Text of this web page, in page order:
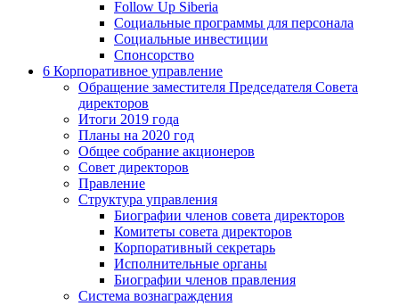
Follow Up Siberia
Социальные программы для персонала
Социальные инвестиции
Спонсорство
6 Корпоративное управление
Обращение заместителя Председателя Совета
директоров
Итоги 2019 года
Планы на 2020 год
Общее собрание акционеров
Совет директоров
Правление
Структура управления
Биографии членов совета директоров
Комитеты совета директоров
Корпоративный секретарь
Исполнительные органы
Биографии членов правления
Система вознаграждения